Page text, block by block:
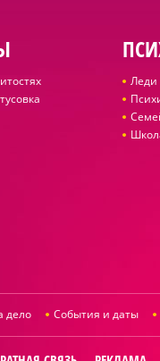
Леди
дело События и даты